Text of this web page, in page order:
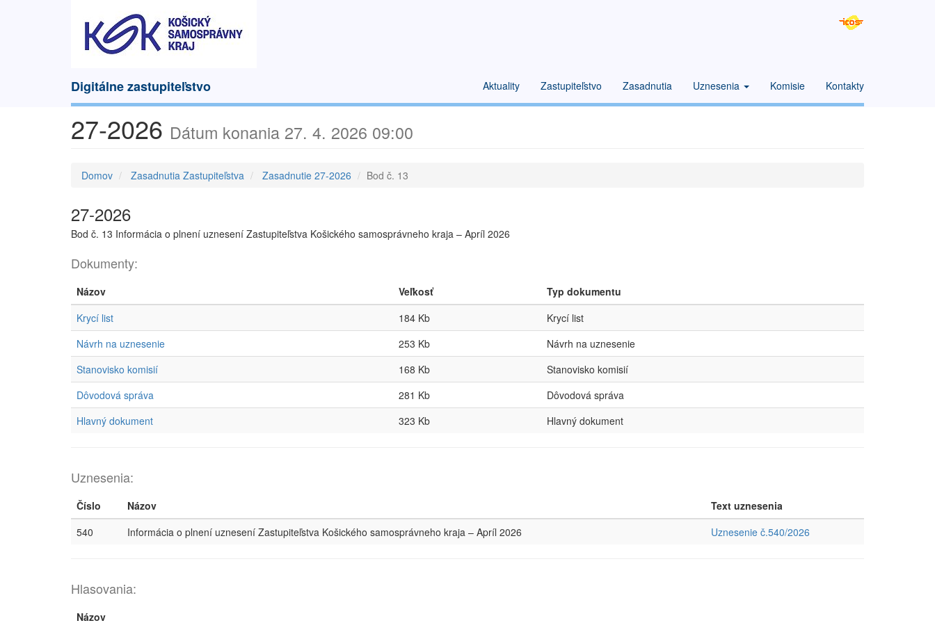
Digitálne zastupiteľstvo Aktuality Zastupiteľstvo Zasadnutia Uznesenia Komisie Kontakty
27-2026 Dátum konania 27. 4. 2026 09:00
Domov Zasadnutia Zastupiteľstva Zasadnutie 27-2026 Bod č. 13
27-2026
Bod č. 13 Informácia o plnení uznesení Zastupiteľstva Košického samosprávneho kraja – Apríl 2026
Dokumenty:
Názov Veľkosť
Typ dokumentu
Krycí list
184 Kb
Krycí list
Návrh na uznesenie
253 Kb
Návrh na uznesenie
Stanovisko komisií
168 Kb
Stanovisko komisií
Dôvodová správa
281 Kb
Dôvodová správa
Hlavný dokument
323 Kb Hlavný dokument
Uznesenia:
Číslo Názov
Text uznesenia
540
Informácia o plnení uznesení Zastupiteľstva Košického samosprávneho kraja – Apríl 2026 Uznesenie č.540/2026
Hlasovania:
Názov